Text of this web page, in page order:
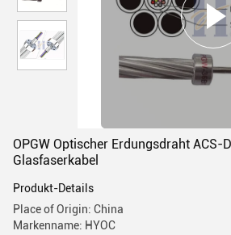
OPGW Optischer Erdungsdraht ACS-
Glasfaserkabel
Produkt-Details
Place of Origin: China
Markenname: HYOC